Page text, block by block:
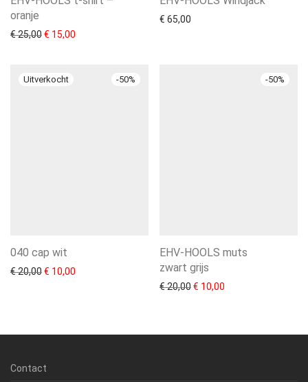
oranje
€25,00Oorspronkelijke prijs was: € 25,00.
€ 15,00
€ 65,00
-50%
040 cap wit
€20,00Oorspronkelijke prijs was: € 20,00.
€ 10,00 Huidige prijs is: € 10,00.
-50%
EHV-HOOLS muts
zwart grijs
€20,00Oorspronkelijke prijs was:
€ 10,00
Contact